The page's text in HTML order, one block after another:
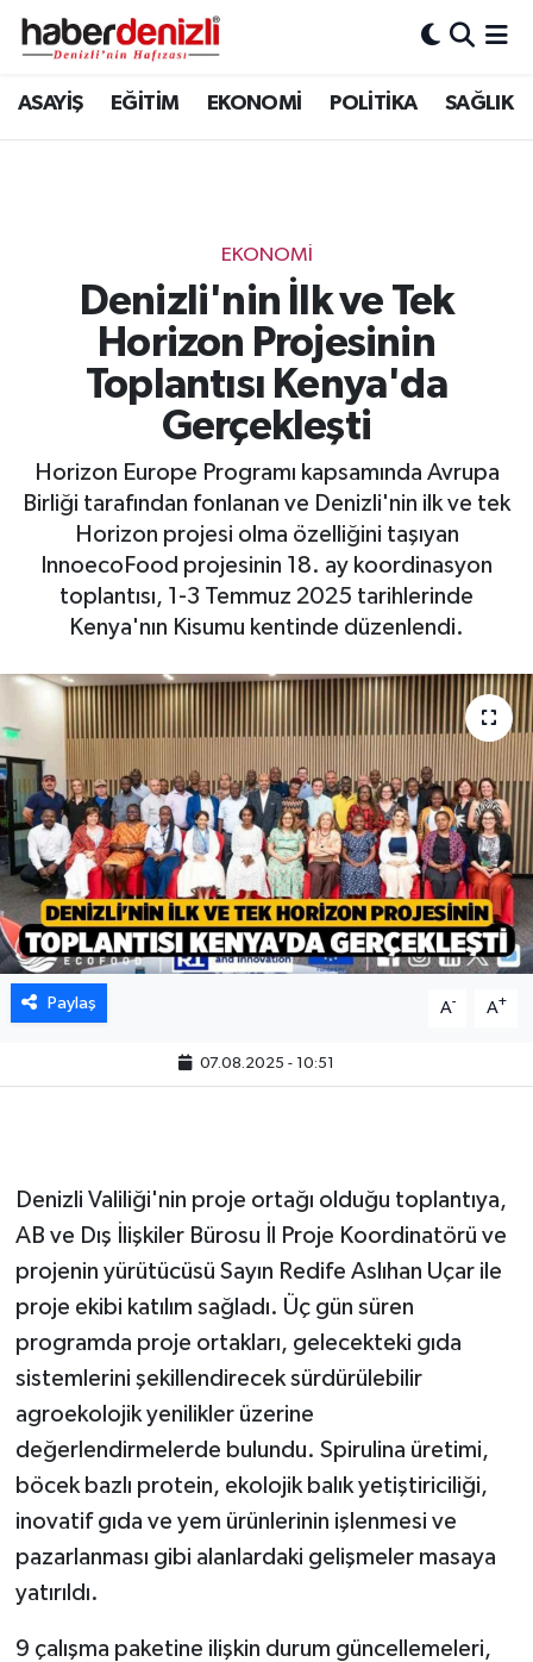
ASAYİŞ EĞİTİM EKONOMİ POLİTİKA SAĞLIK
EKONOMİ
Denizli'nin İlk ve Tek
Horizon Projesinin
Toplantısı Kenya'da
Gerçekleşti
Horizon Europe Programı kapsamında Avrupa
Birliği tarafından fonlanan ve Denizli'nin ilk ve tek
Horizon projesi olma özelliğini taşıyan
InnoecoFood projesinin 18. ay koordinasyon
toplantısı, 1-3 Temmuz 2025 tarihlerinde
Kenya'nın Kisumu kentinde düzenlendi.
Paylaş A- A+
07.08.2025 - 10:51
Denizli Valiliği'nin proje ortağı olduğu toplantıya,
AB ve Dış İlişkiler Bürosu İl Proje Koordinatörü ve
projenin yürütücüsü Sayın Redife Aslıhan Uçar ile
proje ekibi katılım sağladı. Üç gün süren
programda proje ortakları, gelecekteki gıda
sistemlerini şekillendirecek sürdürülebilir
agroekolojik yenilikler üzerine
değerlendirmelerde bulundu. Spirulina üretimi,
böcek bazlı protein, ekolojik balık yetiştiriciliği,
inovatif gıda ve yem ürünlerinin işlenmesi ve
pazarlanması gibi alanlardaki gelişmeler masaya
yatırıldı.
9 çalışma paketine ilişkin durum güncellemeleri,
Denizli Nöbetçi Eczaneler
Tüm Manşetler
Son Dakika Haberleri